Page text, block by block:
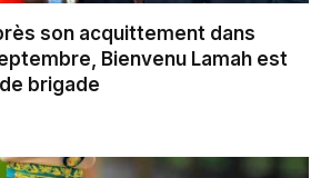
son acquittement dans
Bienvenu Lamah est
brigade